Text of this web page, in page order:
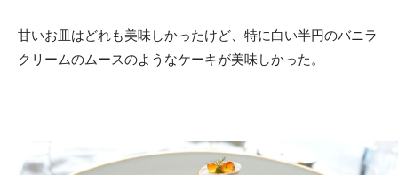
甘いお皿はどれも美味しかったけど、特に白い半円のバニラ
クリームのムースのようなケーキが美味しかった。